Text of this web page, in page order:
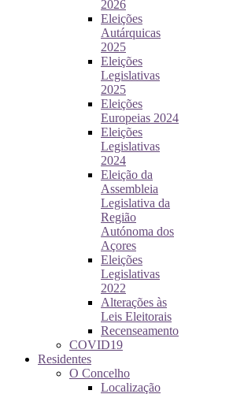
2026
Eleições
Autárquicas
2025
Eleições
Legislativas
2025
Eleições
Europeias 2024
Eleições
Legislativas
2024
Eleição da
Assembleia
Legislativa da
Região
Autónoma dos
Açores
Eleições
Legislativas
2022
Alterações às
Leis Eleitorais
Recenseamento
COVID19
Residentes
O Concelho
Localização